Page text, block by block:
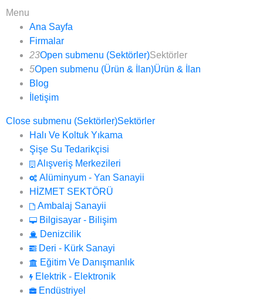
Menu
Ana Sayfa
Firmalar
23Open submenu (Sektörler)Sektörler
5Open submenu (Ürün & İlan)Ürün & İlan
Blog
İletişim
Close submenu (Sektörler)Sektörler
Halı Ve Koltuk Yıkama
Şişe Su Tedarikçisi
Alışveriş Merkezileri
Alüminyum - Yan Sanayii
HİZMET SEKTÖRÜ
Ambalaj Sanayii
Bilgisayar - Bilişim
Denizcilik
Deri - Kürk Sanayi
Eğitim Ve Danışmanlık
Elektrik - Elektronik
Endüstriyel